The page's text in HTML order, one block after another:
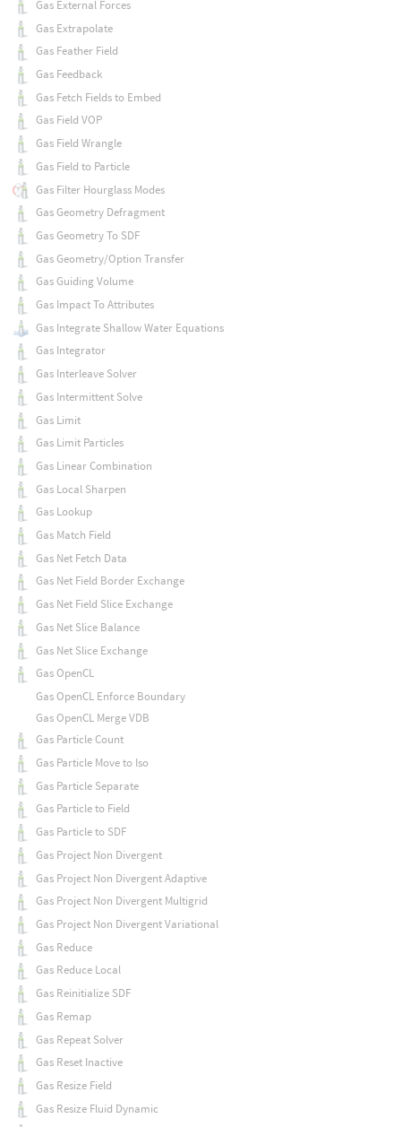
Gas External Forces
Gas Extrapolate
Gas Feather Field
Gas Feedback
Gas Fetch Fields to Embed
Gas Field VOP
Gas Field Wrangle
Gas Field to Particle
Gas Filter Hourglass Modes
Gas Geometry Defragment
Gas Geometry To SDF
Gas Geometry/Option Transfer
Gas Guiding Volume
Gas Impact To Attributes
Gas Integrate Shallow Water Equations
Gas Integrator
Gas Interleave Solver
Gas Intermittent Solve
Gas Limit
Gas Limit Particles
Gas Linear Combination
Gas Local Sharpen
Gas Lookup
Gas Match Field
Gas Net Fetch Data
Gas Net Field Border Exchange
Gas Net Field Slice Exchange
Gas Net Slice Balance
Gas Net Slice Exchange
Gas OpenCL
Gas OpenCL Enforce Boundary
Gas OpenCL Merge VDB
Gas Particle Count
Gas Particle Move to Iso
Gas Particle Separate
Gas Particle to Field
Gas Particle to SDF
Gas Project Non Divergent
Gas Project Non Divergent Adaptive
Gas Project Non Divergent Multigrid
Gas Project Non Divergent Variational
Gas Reduce
Gas Reduce Local
Gas Reinitialize SDF
Gas Remap
Gas Repeat Solver
Gas Reset Inactive
Gas Resize Field
Gas Resize Fluid Dynamic